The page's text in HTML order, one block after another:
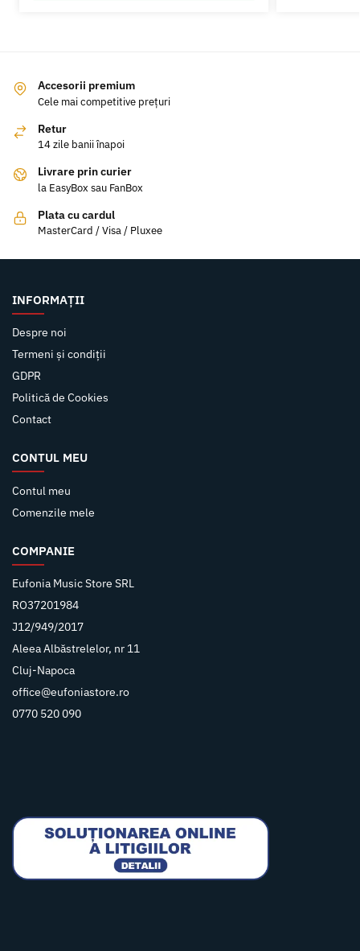
Accesorii premium
Cele mai competitive prețuri
Retur
14 zile banii înapoi
Livrare prin curier
la EasyBox sau FanBox
Plata cu cardul
MasterCard / Visa / Pluxee
INFORMAȚII
Despre noi
Termeni și condiții
GDPR
Politică de Cookies
Contact
CONTUL MEU
Contul meu
Comenzile mele
COMPANIE
Eufonia Music Store SRL
RO37201984
J12/949/2017
Aleea Albăstrelelor, nr 11
Cluj-Napoca
office@eufoniastore.ro
0770 520 090